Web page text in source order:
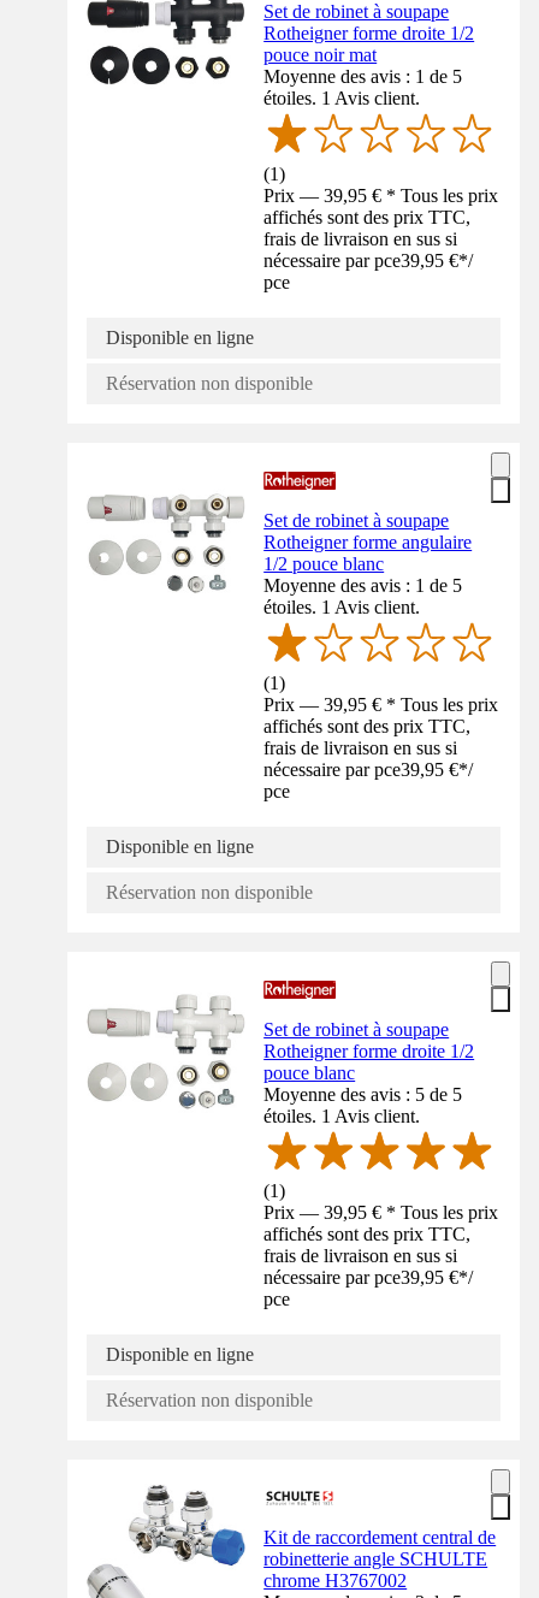
Set de robinet à soupape
Rotheigner forme droite 1/2
pouce noir mat
Moyenne des avis : 1 de 5
étoiles. 1 Avis client.
(1)
Prix — 39,95 € * Tous les prix
affichés sont des prix TTC,
frais de livraison en sus si
nécessaire par pce39,95 €*/
pce
Disponible en ligne
Réservation non disponible
Set de robinet à soupape
Rotheigner forme angulaire
1/2 pouce blanc
Moyenne des avis : 1 de 5
étoiles. 1 Avis client.
(1)
Prix — 39,95 € * Tous les prix
affichés sont des prix TTC,
frais de livraison en sus si
nécessaire par pce39,95 €*/
pce
Disponible en ligne
Réservation non disponible
Set de robinet à soupape
Rotheigner forme droite 1/2
pouce blanc
Moyenne des avis : 5 de 5
étoiles. 1 Avis client.
(1)
Prix — 39,95 € * Tous les prix
affichés sont des prix TTC,
frais de livraison en sus si
nécessaire par pce39,95 €*/
pce
Disponible en ligne
Réservation non disponible
Kit de raccordement central de
robinetterie angle SCHULTE
chrome H3767002